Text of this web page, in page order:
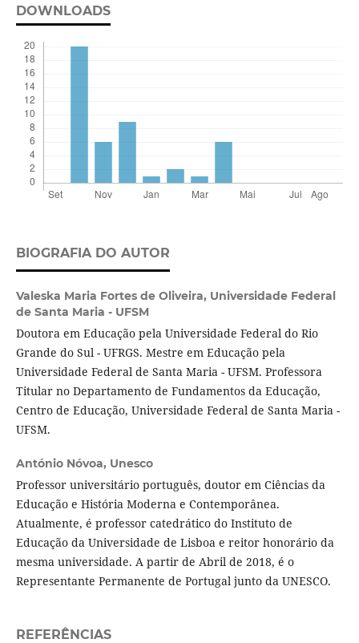
DOWNLOADS
BIOGRAFIA DO AUTOR
Valeska Maria Fortes de Oliveira, Universidade Federal
de Santa Maria - UFSM
Doutora em Educação pela Universidade Federal do Rio
Grande do Sul - UFRGS. Mestre em Educação pela
Universidade Federal de Santa Maria - UFSM. Professora
Titular no Departamento de Fundamentos da Educação,
Centro de Educação, Universidade Federal de Santa Maria -
UFSM.
António Nóvoa, Unesco
Professor universitário português, doutor em Ciências da
Educação e História Moderna e Contemporânea.
Atualmente, é professor catedrático do Instituto de
Educação da Universidade de Lisboa e reitor honorário da
mesma universidade. A partir de Abril de 2018, é o
Representante Permanente de Portugal junto da UNESCO.
REFERÊNCIAS